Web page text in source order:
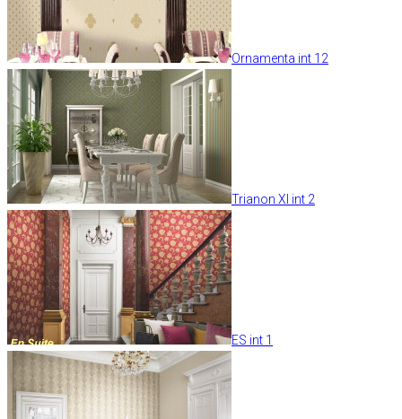
Ornamenta int 12
Trianon XI int 2
ES int 1